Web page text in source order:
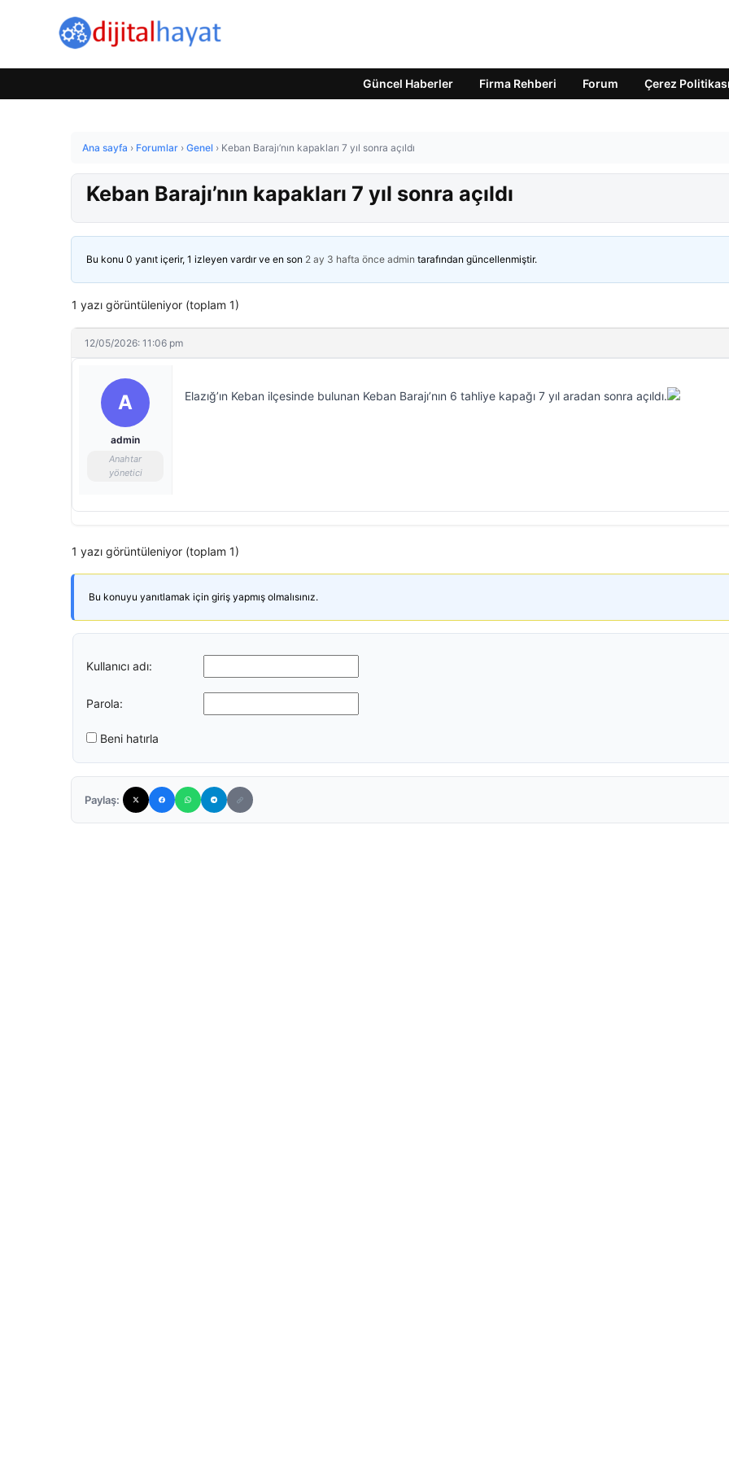
Güncel Haberler Firma Rehberi Forum Çerez Politikası
Ana sayfa › Forumlar › Genel › Keban Barajı’nın kapakları 7 yıl sonra açıldı
Keban Barajı’nın kapakları 7 yıl sonra açıldı
Bu konu 0 yanıt içerir, 1 izleyen vardır ve en son 2 ay 3 hafta önce admin tarafından güncellenmiştir.
1 yazı görüntüleniyor (toplam 1)
12/05/2026: 11:06 pm
A
admin
Anahtar
yönetici
Elazığ’ın Keban ilçesinde bulunan Keban Barajı’nın 6 tahliye kapağı 7 yıl aradan sonra açıldı.
1 yazı görüntüleniyor (toplam 1)
Bu konuyu yanıtlamak için giriş yapmış olmalısınız.
Kullanıcı adı:
Parola:
Beni hatırla
Paylaş: